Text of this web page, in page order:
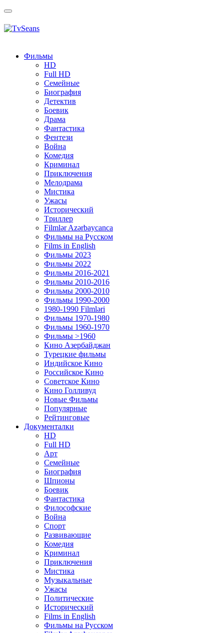
Toggle
Фильмы
HD
Full HD
Семейные
Биография
Детектив
Боевик
Драма
Фантастика
Фентези
Война
Комедия
Криминал
Приключения
Мелодрама
Мистика
Ужасы
Исторический
Tриллер
Filmlər Azərbaycanca
Фильмы на Русском
Films in English
Фильмы 2023
Фильмы 2022
Фильмы 2016-2021
Фильмы 2010-2016
Фильмы 2000-2010
Фильмы 1990-2000
1980-1990 Filmləri
Фильмы 1970-1980
Фильмы 1960-1970
Фильмы >1960
Кино Азербайджан
Турецкие фильмы
Индийское Кино
Российское Кино
Советское Кино
Кино Голливуд
Новые Фильмы
Популярные
Рейтинговые
Документалки
HD
Full HD
Арт
Семейные
Биография
Шпионы
Боевик
Фантастика
Философские
Война
Спорт
Развивающие
Комедия
Криминал
Приключения
Мистика
Музыкальные
Ужасы
Политические
Исторический
Films in English
Фильмы на Русском